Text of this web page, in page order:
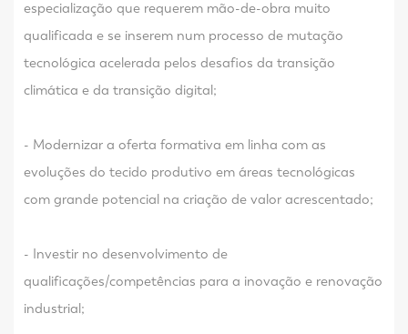
especialização que requerem mão-de-obra muito
qualificada e se inserem num processo de mutação
tecnológica acelerada pelos desafios da transição
climática e da transição digital;
- Modernizar a oferta formativa em linha com as
evoluções do tecido produtivo em áreas tecnológicas
com grande potencial na criação de valor acrescentado;
- Investir no desenvolvimento de
qualificações/competências para a inovação e renovação
industrial;